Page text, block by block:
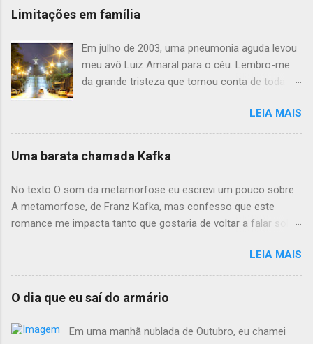
Limitações em família
Em julho de 2003, uma pneumonia aguda levou
meu avô Luiz Amaral para o céu. Lembro-me
da grande tristeza que tomou conta de toda a
demonstrar uma relativa força, ao mesmo
tempo que era nítido o semblante de
abatimento estampado em seu rosto. Contudo,
seu companheiro de vida. Foram dias difíceis
para toda a família. No entanto, parafraseando
Ariano Suassuna: meu avô “encontrou-se com
o único mal irremediável, pois tudo aquilo que é
teve três irmãos: o sempre irreverente Tio
colocou um enorme buraco em nossos
LEIA MAIS
Uma barata chamada Kafka
No texto O som da metamorfose eu escrevi um pouco sobre
A metamorfose, de Franz Kafka, mas confesso que este
romance me impacta tanto que gostaria de voltar a falar sobre
hoje eu trarei alguns spoilers sobre a obra, portanto caso você
não queira ser surpreendido com alguma novidade de um livro
centenário , pare agora e vá escutar uma música dos Inimigos
do rei. Por outro lado, caso vocè queira conhecer a obra, eu
recomendo demais a sua leitura, pois o livro é curto, simples e
fantástico. Como já citamos, o livro conta a história de
LEIA MAIS
O dia que eu saí do armário
Em uma manhã nublada de Outubro, eu chamei